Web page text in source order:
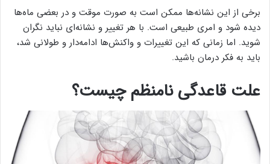
برخی از این نشانه‌ها ممکن است به صورت موقت و در بعضی ماه‌ها
دیده شود و امری طبیعی است. با هر تغییر و نشانه‌ای نباید نگران
شوید. اما زمانی که این تغییرات و واکنش‌ها ادامه‌دار و طولانی شد،
باید به فکر درمان باشید.
علت قاعدگی نامنظم چیست؟